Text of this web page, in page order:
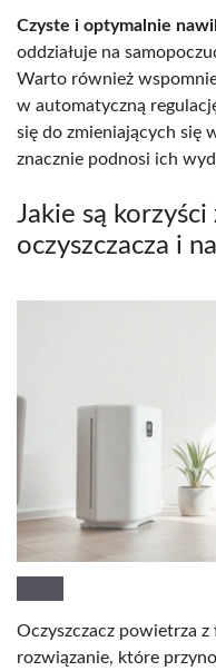
Czyste i optymalnie
oddziałuje na
Warto również
w automatyczną
się do zmieniających się
znacznie podnosi ich
Jakie są korzyści
oczyszczacza i
Oczyszczacz powietrza
rozwiązanie, które